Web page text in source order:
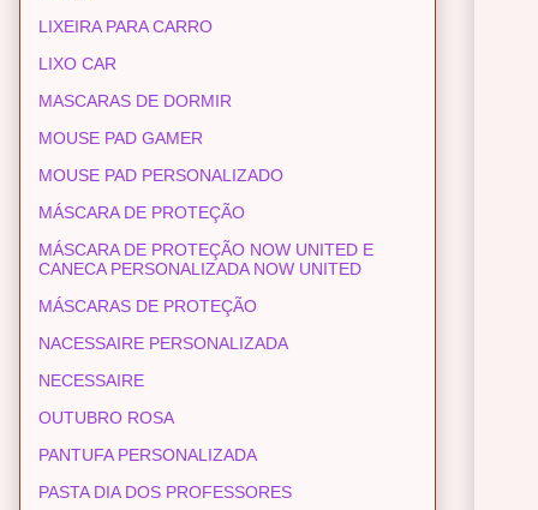
LIXEIRA PARA CARRO
LIXO CAR
MASCARAS DE DORMIR
MOUSE PAD GAMER
MOUSE PAD PERSONALIZADO
MÁSCARA DE PROTEÇÃO
MÁSCARA DE PROTEÇÃO NOW UNITED E
CANECA PERSONALIZADA NOW UNITED
MÁSCARAS DE PROTEÇÃO
NACESSAIRE PERSONALIZADA
NECESSAIRE
OUTUBRO ROSA
PANTUFA PERSONALIZADA
PASTA DIA DOS PROFESSORES